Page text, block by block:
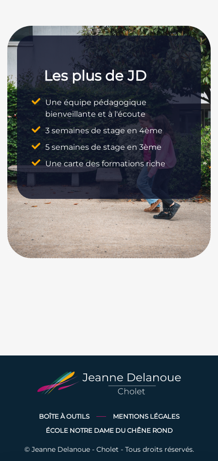
Les plus de JD
Une équipe pédagogique
bienveillante et à l'écoute
3 semaines de stage en 4ème
5 semaines de stage en 3ème
Une carte des formations riche
BOÎTE À OUTILS
MENTIONS LÉGALES
ÉCOLE NOTRE DAME DU CHÊNE ROND
© Jeanne Delanoue - Cholet - Tous droits réservés.